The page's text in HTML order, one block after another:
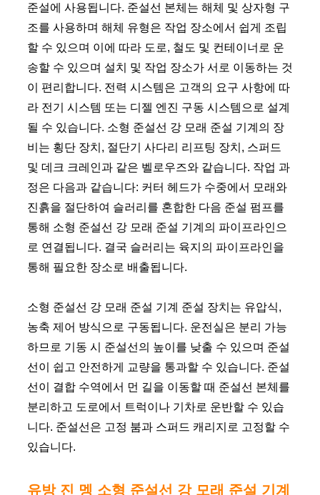
준설에 사용됩니다. 준설선 본체는 해체 및 상자형 구
조를 사용하며 해체 유형은 작업 장소에서 쉽게 조립
할 수 있으며 이에 따라 도로, 철도 및 컨테이너로 운
송할 수 있으며 설치 및 작업 장소가 서로 이동하는 것
이 편리합니다. 전력 시스템은 고객의 요구 사항에 따
라 전기 시스템 또는 디젤 엔진 구동 시스템으로 설계
될 수 있습니다. 소형 준설선 강 모래 준설 기계의 장
비는 횡단 장치, 절단기 사다리 리프팅 장치, 스퍼드
및 데크 크레인과 같은 벨로우즈와 같습니다. 작업 과
정은 다음과 같습니다: 커터 헤드가 수중에서 모래와
진흙을 절단하여 슬러리를 혼합한 다음 준설 펌프를
통해 소형 준설선 강 모래 준설 기계의 파이프라인으
로 연결됩니다. 결국 슬러리는 육지의 파이프라인을
통해 필요한 장소로 배출됩니다.
소형 준설선 강 모래 준설 기계 준설 장치는 유압식,
농축 제어 방식으로 구동됩니다. 운전실은 분리 가능
하므로 기동 시 준설선의 높이를 낮출 수 있으며 준설
선이 쉽고 안전하게 교량을 통과할 수 있습니다. 준설
선이 결합 수역에서 먼 길을 이동할 때 준설선 본체를
분리하고 도로에서 트럭이나 기차로 운반할 수 있습
니다. 준설선은 고정 붐과 스퍼드 캐리지로 고정할 수
있습니다.
유방 진 멩 소형 준설선 강 모래 준설 기계